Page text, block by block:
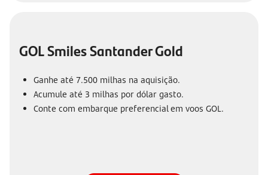
GOL Smiles Santander Gold
Ganhe até 7.500 milhas na aquisição.
Acumule até 3 milhas por dólar gasto.
Conte com embarque preferencial em voos GOL.